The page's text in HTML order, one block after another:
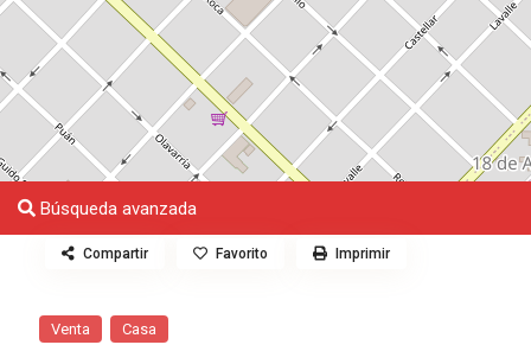
Búsqueda avanzada
Venta Casa
Compartir Favorito Imprimir